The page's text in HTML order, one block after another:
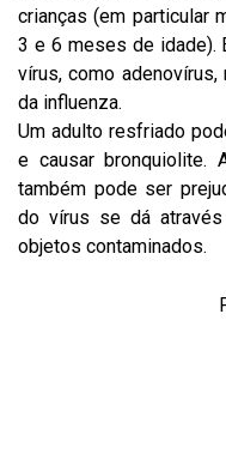
crianças (em particular
3 e 6 meses de idade).
vírus, como adenovírus,
da influenza.
Um adulto resfriado
e causar bronquiolite.
também pode ser
do vírus se dá
objetos contaminados.